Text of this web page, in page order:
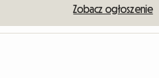
Zobacz ogłoszenie